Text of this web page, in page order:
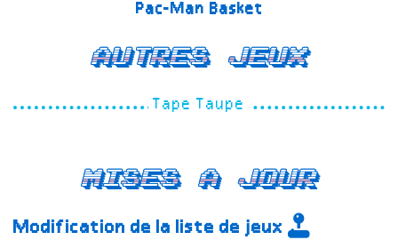
Pac-Man Basket
Autres jeux
Tape Taupe
Mises a jour
Modification de la liste de jeux